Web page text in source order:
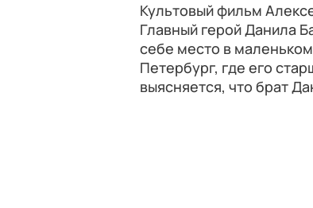
Культовый фильм
Главный герой Данила
себе место в
Петербург, где его
выясняется, что брат